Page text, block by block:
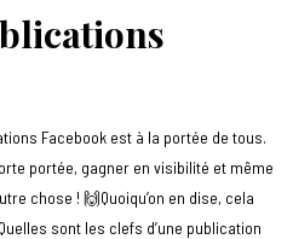
Facebook est à la portée de tous.
portée, gagner en visibilité et même
chose ! 🙌Quoiqu’on en dise, cela
sont les clefs d’une publication